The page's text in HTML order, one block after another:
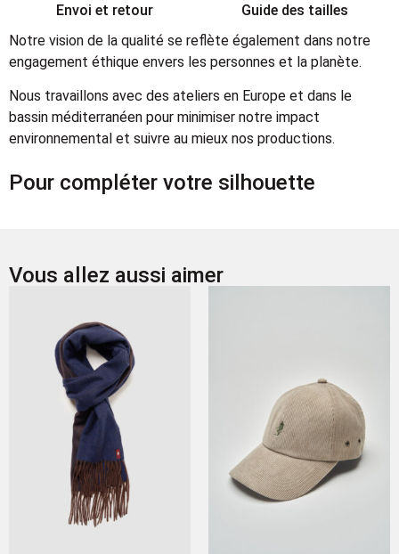
Envoi et retour
Guide des tailles
Notre vision de la qualité se reflète également dans notre
engagement éthique envers les personnes et la planète.
Nous travaillons avec des ateliers en Europe et dans le
bassin méditerranéen pour minimiser notre impact
environnemental et suivre au mieux nos productions.
Pour compléter votre silhouette
Vous allez aussi aimer